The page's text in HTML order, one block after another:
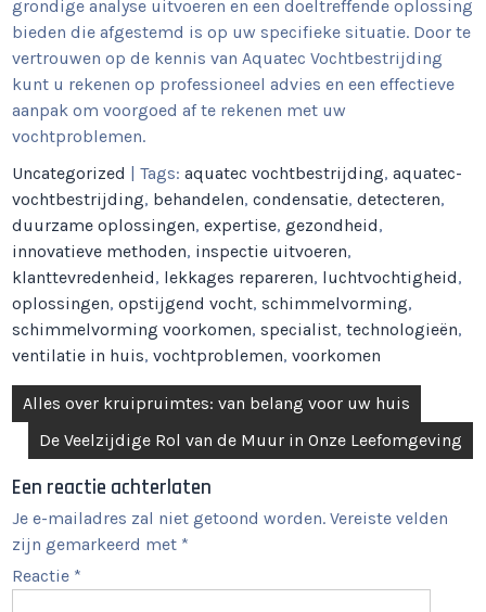
grondige analyse uitvoeren en een doeltreffende oplossing
bieden die afgestemd is op uw specifieke situatie. Door te
vertrouwen op de kennis van Aquatec Vochtbestrijding
kunt u rekenen op professioneel advies en een effectieve
aanpak om voorgoed af te rekenen met uw
vochtproblemen.
Uncategorized | Tags:aquatec vochtbestrijding,aquatec-
vochtbestrijding, behandelen,condensatie,detecteren,
duurzame oplossingen,expertise,gezondheid,
innovatieve methoden, inspectie uitvoeren,
klanttevredenheid, lekkages repareren, luchtvochtigheid,
oplossingen,opstijgend vocht,schimmelvorming,
schimmelvorming voorkomen,specialist,technologieën,
ventilatie in huis,vochtproblemen,voorkomen
Berichtnavigatie
Alles over kruipruimtes: van belang voor uw huis
De Veelzijdige Rol van de Muur in Onze Leefomgeving
Een reactie achterlaten
Je e-mailadres zal niet getoond worden. Vereiste velden
zijn gemarkeerd met *
Reactie *